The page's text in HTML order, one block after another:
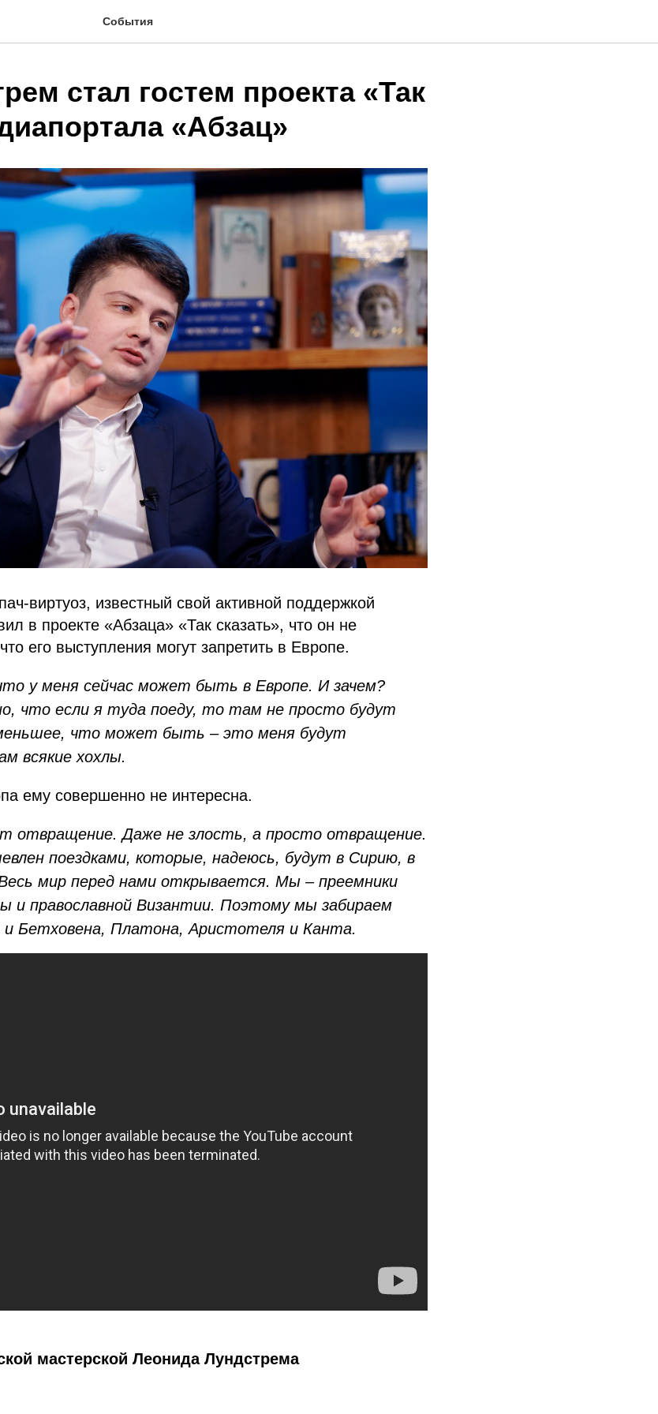
События
стал гостем проекта «Так
«Абзац»
виртуоз, известный свой активной поддержкой
в проекте «Абзаца» «Так сказать», что он не
его выступления могут запретить в Европе.
у меня сейчас может быть в Европе. И зачем?
что если я туда поеду, то там не просто будут
что может быть – это меня будут
всякие хохлы.
ему совершенно не интересна.
отвращение. Даже не злость, а просто отвращение.
поездками, которые, надеюсь, будут в Сирию, в
мир перед нами открывается. Мы – преемники
и православной Византии. Поэтому мы забираем
Бетховена, Платона, Аристотеля и Канта.
мастерской Леонида Лундстрема